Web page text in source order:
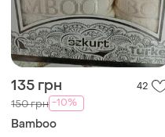
135 грн 42
150 грн -10%
Bamboo